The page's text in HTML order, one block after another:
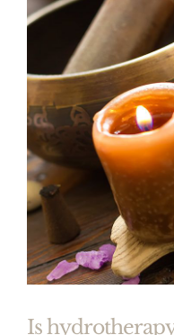
Is